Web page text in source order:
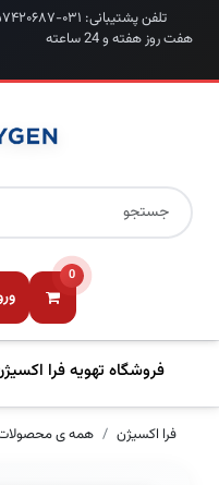
تلفن پشتیبانی: ۰۳۱-۵۷۴۲۰۶۸۷
هفت روز هفته و 24 ساعته
0
فروشگاه تهویه فرا
فرا اکسیژن همه ی